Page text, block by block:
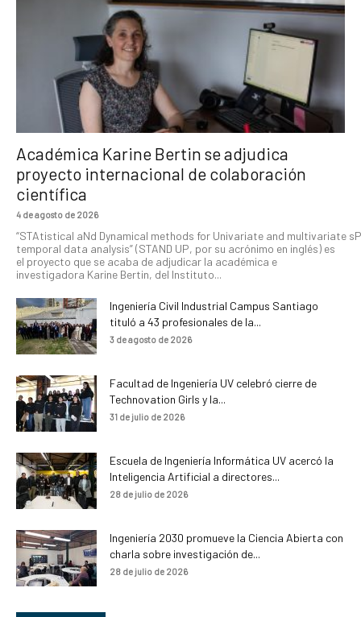
Académica Karine Bertin se adjudica
proyecto internacional de colaboración
científica
4 de agosto de 2026
“STAtistical aNd Dynamical methods for Univariate and multivariate
temporal data analysis” (STAND UP, por su acrónimo en inglés) es
el proyecto que se acaba de adjudicar la académica e
investigadora Karine Bertin, del Instituto...
Ingeniería Civil Industrial Campus Santiago
tituló a 43 profesionales de la...
3 de agosto de 2026
Facultad de Ingeniería UV celebró cierre de
Technovation Girls y la...
31 de julio de 2026
Escuela de Ingeniería Informática UV acercó la
Inteligencia Artificial a directores...
28 de julio de 2026
Ingeniería 2030 promueve la Ciencia Abierta con
charla sobre investigación de...
28 de julio de 2026